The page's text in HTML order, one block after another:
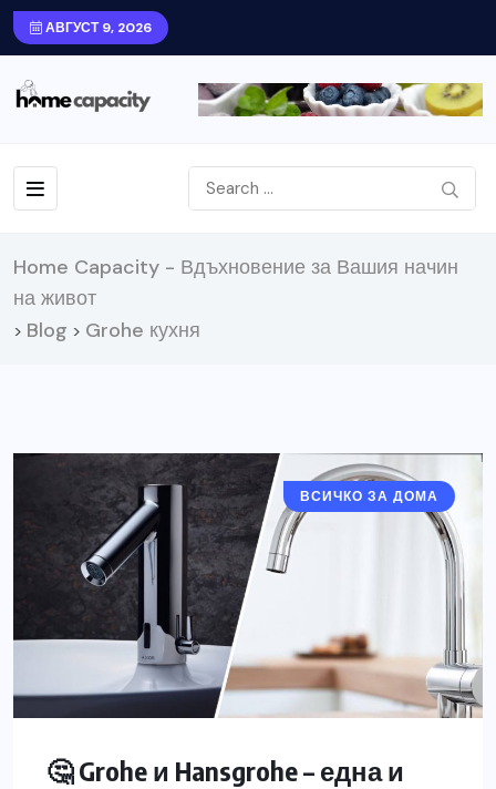
АВГУСТ 9, 2026
Home Capacity - Вдъхновение за Вашия начин
на живот
> Blog > Grohe кухня
ВСИЧКО ЗА ДОМА
🤔 Grohe и Hansgrohe – една и